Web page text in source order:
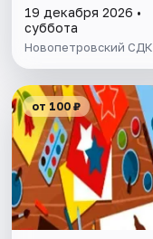
19 декабря 2026 •
суббота
Новопетровский СДК
от 100 ₽